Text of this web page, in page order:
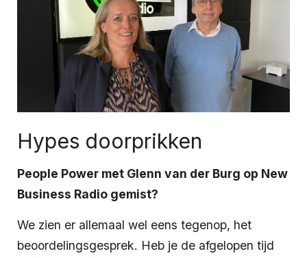
Hypes doorprikken
People Power met Glenn van der Burg op New
Business Radio gemist?
We zien er allemaal wel eens tegenop, het
beoordelingsgesprek. Heb je de afgelopen tijd